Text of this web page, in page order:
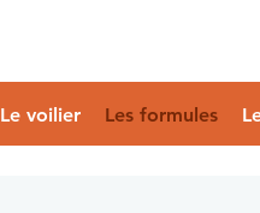
Le voilier Les formules